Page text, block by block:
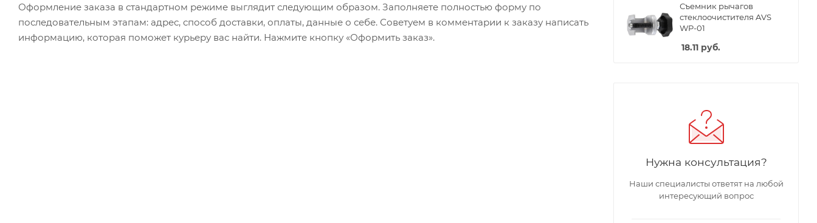
Оформление заказа в стандартном режиме выглядит следующим образом. Заполняете полностью форму по
последовательным этапам: адрес, способ доставки, оплаты, данные о себе. Советуем в комментарии к заказу написать
информацию, которая поможет курьеру вас найти. Нажмите кнопку «Оформить заказ».
Съемник рычагов
стеклоочистителя AVS
WP-01
18.11 руб.
Нужна консультация?
Наши специалисты ответят на любой
интересующий вопрос